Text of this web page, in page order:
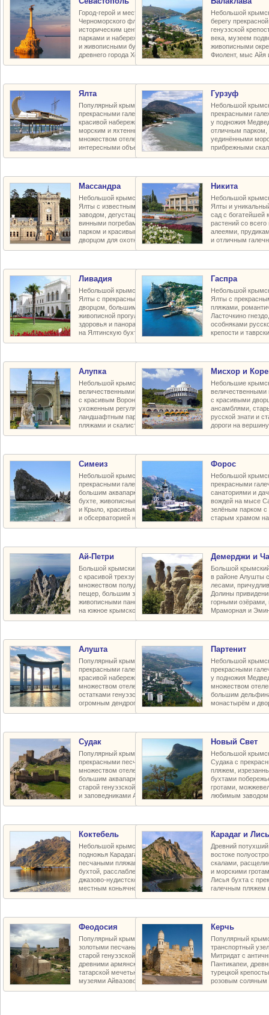
Город-герой и место базирования
Черноморского флота с красивым
историческим центром, улицами,
парками и набережными, пляжами
и живописными бухтами, руинами
древнего города Херсонес
Небольшой
берегу
генуэзской
века, музеем
живописными
Фиолент, мыс Айя
Ялта
Популярный крымский курорт с
прекрасными галечными пляжами,
красивой набережной и парками,
морским и яхтенным портом,
множеством отелей и пансионатов,
интересными объектами в округе
Гурзуф
Небольшой
прекрасными
у подножия
отличным парком,
уединёнными
прибрежными
Массандра
Небольшой крымский курорт близ
Ялты с известным винодельческим
заводом, дегустационным залом и
винными погребами, прекрасным
парком и красивым царским летним
дворцом для охотничьих забав
Никита
Небольшой
Ялты и
сад с богатейшей
растений со
алееями,
и отличным
Ливадия
Небольшой крымский курорт близ
Ялты с прекрасным императорским
дворцом, большим зелёным парком,
живописной прогулочной тропой
здоровья и панорамными видами
на Ялтинскую бухту и город
Гаспра
Небольшой
Ялты с
пляжами,
Ласточкино
особняками
крепости и
Алупка
Небольшой крымский курорт под
величественными горами Ай-Петри
с красивым Воронцовским дворцом,
ухоженным регуляным и полудиким
ландшафтным парками, галечными
пляжами и скалистым побережьем
Мисхор и
Небольшие
величественными
с красивыми
ансамблями,
русской знати и
дороги на
Симеиз
Небольшой крымский курорт с
прекрасными галечными пляжами,
большим аквапарком в Голубой
бухте, живописными скалами Дива
и Крыло, красивым зелёным парком
и обсерваторией на горе Кошка
Форос
Небольшой
прекрасными
санаториями и
вождей на мысе
зелёным парком с
старым храмом на
Ай-Петри
Большой крымский горный массив
с красивой трехзубчатой вершиной,
множеством полудиких карстовых
пещер, большим заповедным плато,
живописными панорамными видами
на южное крымское побережье
Демерджи и
Большой
в районе Алушты
лесами,
Долины
горными
Мраморная и
Алушта
Популярный крымский курорт с
прекрасными галечными пляжами,
красивой набережной и парками,
множеством отелей и пансионатов,
остатками генуэзской крепости и
огромным дендропарком в горах
Партенит
Небольшой
прекрасными
у подножия
множеством
большим
монастырём и
Судак
Популярный крымский курорт с
прекрасными песчаными пляжами,
множеством отелей и пансионатов,
большим аквапарком, воссозданной
старой генуэзской крепостью XV в.
и заповедниками Алчак-Меганом
Новый Свет
Небольшой
Судака с
пляжем,
бухтами
гротами,
любимым
Коктебель
Небольшой крымский курорт у
подножья Карадага с прекрасными
песчаными пляжами, живописной
бухтой, расслабленной богемной
джазово-нудистской атмосферой и
местным коньячно-винным заводом
Карадаг и
Древний
востоке
скалами,
и морскими
Лисья бухта с
галечным пляжем
Феодосия
Популярный крымский курорт с
золотыми песчаными пляжами,
старой генуэзской крепостью Кафы,
древними армянскими храмами,
татарской мечетью и баней-хамам,
музеями Айвазовского и Грина
Керчь
Популярный
транспортный
Митридат с
Пантикапеи,
турецкой
розовым соляным